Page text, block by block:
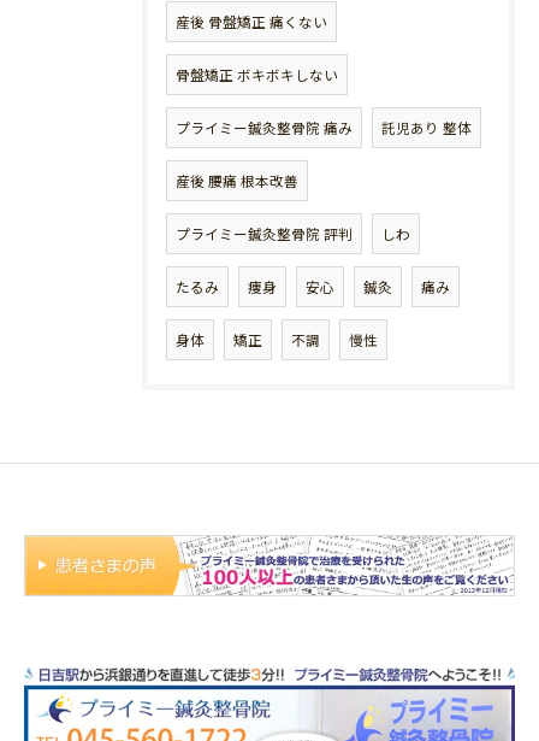
産後 骨盤矯正 痛くない
骨盤矯正 ボキボキしない
プライミー鍼灸整骨院 痛み 託児あり 整体
産後 腰痛 根本改善
プライミー鍼灸整骨院 評判 しわ
たるみ 痩身 安心 鍼灸 痛み
身体 矯正 不調 慢性